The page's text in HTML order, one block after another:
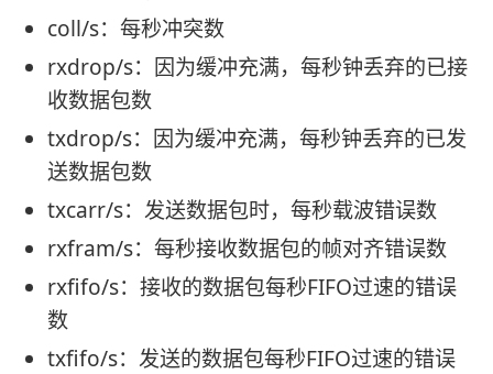
coll/s：每秒冲突数
rxdrop/s：因为缓冲充满，每秒钟丢弃的已接
收数据包数
txdrop/s：因为缓冲充满，每秒钟丢弃的已发
送数据包数
txcarr/s：发送数据包时，每秒载波错误数
rxfram/s：每秒接收数据包的帧对齐错误数
rxfifo/s：接收的数据包每秒FIFO过速的错误
数
txfifo/s：发送的数据包每秒FIFO过速的错误